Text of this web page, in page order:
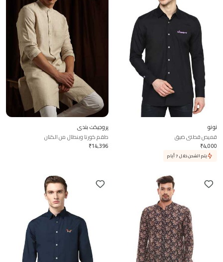
نونو
قميص قطني ضيق
₹4,000
يتم الشحن خلال 7 أيام
پروجيكت بندي
طقم كورتا وبنطال من الكتان
₹14,396